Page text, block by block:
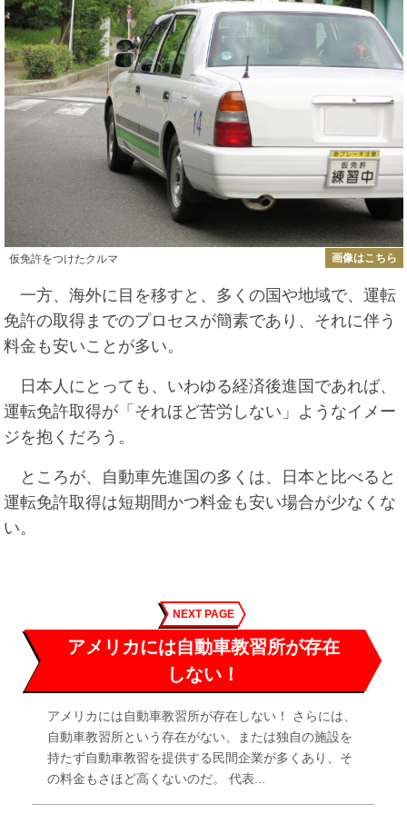
仮免許をつけたクルマ 画像はこちら
一方、海外に目を移すと、多くの国や地域で、運転
免許の取得までのプロセスが簡素であり、それに伴う
料金も安いことが多い。
日本人にとっても、いわゆる経済後進国であれば、
運転免許取得が「それほど苦労しない」ようなイメー
ジを抱くだろう。
ところが、自動車先進国の多くは、日本と比べると
運転免許取得は短期間かつ料金も安い場合が少なくな
い。
NEXT PAGE
アメリカには自動車教習所が存在
しない！
アメリカには自動車教習所が存在しない！ さらには、
自動車教習所という存在がない、または独自の施設を
持たず自動車教習を提供する民間企業が多くあり、そ
の料金もさほど高くないのだ。 代表...